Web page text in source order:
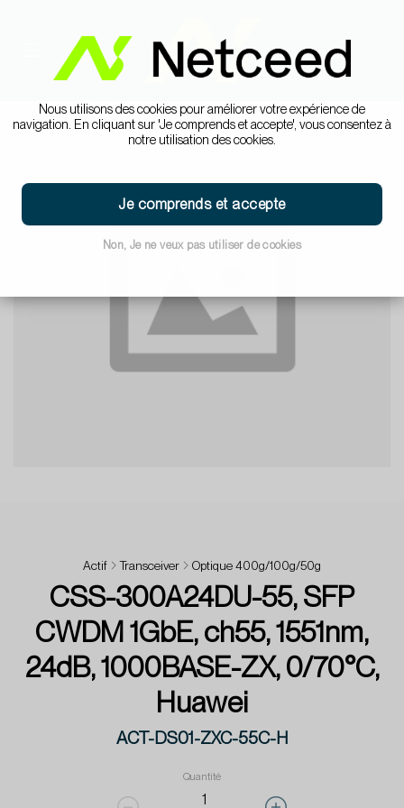
Nous utilisons des cookies pour améliorer votre expérience de
navigation. En cliquant sur 'Je comprends et accepte', vous consentez à
notre utilisation des cookies.
Je comprends et accepte
Non, Je ne veux pas utiliser de cookies
Actif Transceiver Optique 400g/100g/50g
CSS-300A24DU-55, SFP
CWDM 1GbE, ch55, 1551nm,
24dB, 1000BASE-ZX, 0/70°C,
Huawei
ACT-DS01-ZXC-55C-H
Quantité